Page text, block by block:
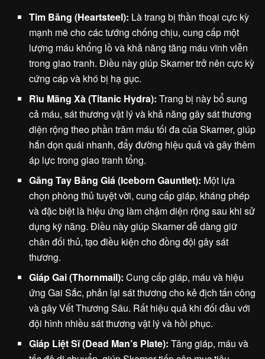
Tim Băng (Heartsteel): Là trang bị thần thoại cực kỳ
mạnh mẽ cho các tướng chống chịu, cung cấp một
lượng máu khổng lồ và khả năng tăng máu vĩnh viễn
trong giao tranh. Điều này giúp Skarner trở nên cực kỳ
cứng cáp và khó bị hạ gục.
Rìu Mãng Xà (Titanic Hydra): Trang bị này bổ sung
cả máu, sát thương vật lý và khả năng gây sát thương
diện rộng theo phần trăm máu tối đa của Skarner, giúp
hắn dọn quái nhanh, đẩy đường hiệu quả và gây thêm
áp lực trong giao tranh tổng.
Găng Tay Băng Giá (Iceborn Gauntlet): Một lựa
chọn phòng thủ tuyệt vời, cung cấp giáp, kháng phép
và đặc biệt là hiệu ứng làm chậm diện rộng sau khi sử
dụng kỹ năng. Điều này giúp Skarner dễ dàng giữ
chân đối thủ, tạo điều kiện cho đồng đội gây sát
thương.
Giáp Gai (Thornmail): Cung cấp giáp, máu và hiệu
ứng Gai Sắc, phản lại sát thương cho kẻ địch tấn công
và gây Vết Thương Sâu. Rất hiệu quả khi đối đầu với
đội hình nhiều sát thương vật lý và hồi phục.
Giáp Liệt Sĩ (Dead Man’s Plate): Tăng giáp, máu và